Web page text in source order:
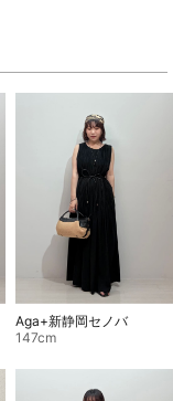
Aga+新静岡セノバ
147cm